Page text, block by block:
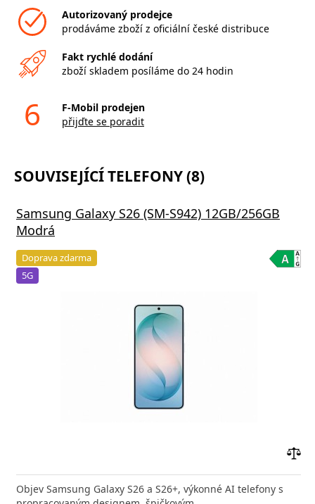
Autorizovaný prodejce
prodáváme zboží z oficiální české distribuce
Fakt rychlé dodání
zboží skladem posíláme do 24 hodin
6
F-Mobil prodejen
přijďte se poradit
SOUVISEJÍCÍ TELEFONY (8)
Samsung Galaxy S26 (SM-S942) 12GB/256GB
Modrá
Doprava zdarma
5G
Objev Samsung Galaxy S26 a S26+, výkonné AI telefony s